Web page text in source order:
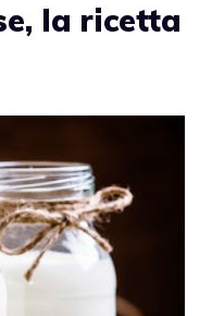
la ricetta